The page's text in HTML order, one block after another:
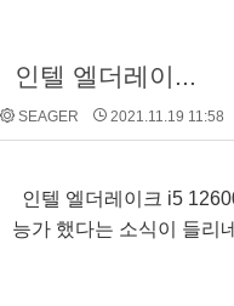
인텔 엘더레이...
SEAGER 2021.11.19 11:58
인텔 엘더레이크 i5
능가 했다는 소식이 들리